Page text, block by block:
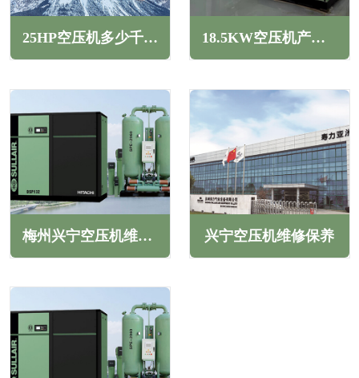
25HP空压机多少千瓦(25HP空压机产气量多少立方) 18.5KW空压机产气量(18.5KW螺杆空压机能达到几个压力)
梅州兴宁空压机维修保养 兴宁空压机维修保养